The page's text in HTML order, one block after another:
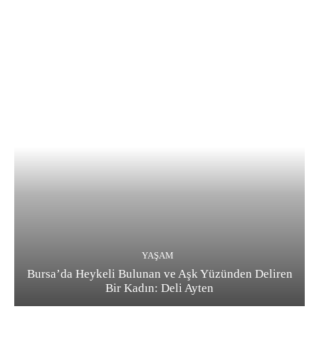
YAŞAM
Bursa’da Heykeli Bulunan ve Aşk Yüzünden Deliren
Bir Kadın: Deli Ayten